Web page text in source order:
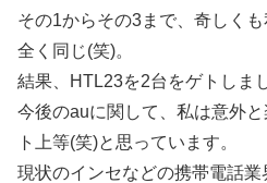
その1からその3まで、奇しく
全く同じ(笑)。
結果、HTL23を2台をゲトしま
今後のauに関して、私は意外
ト上等(笑)と思っています。
現状のインセなどの携帯電話